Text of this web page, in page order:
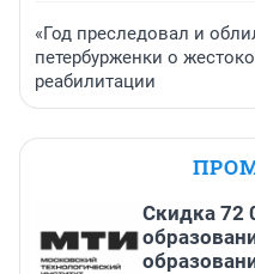
«Год преследовал и
петербурженки о
реабилитации
Скидка 72